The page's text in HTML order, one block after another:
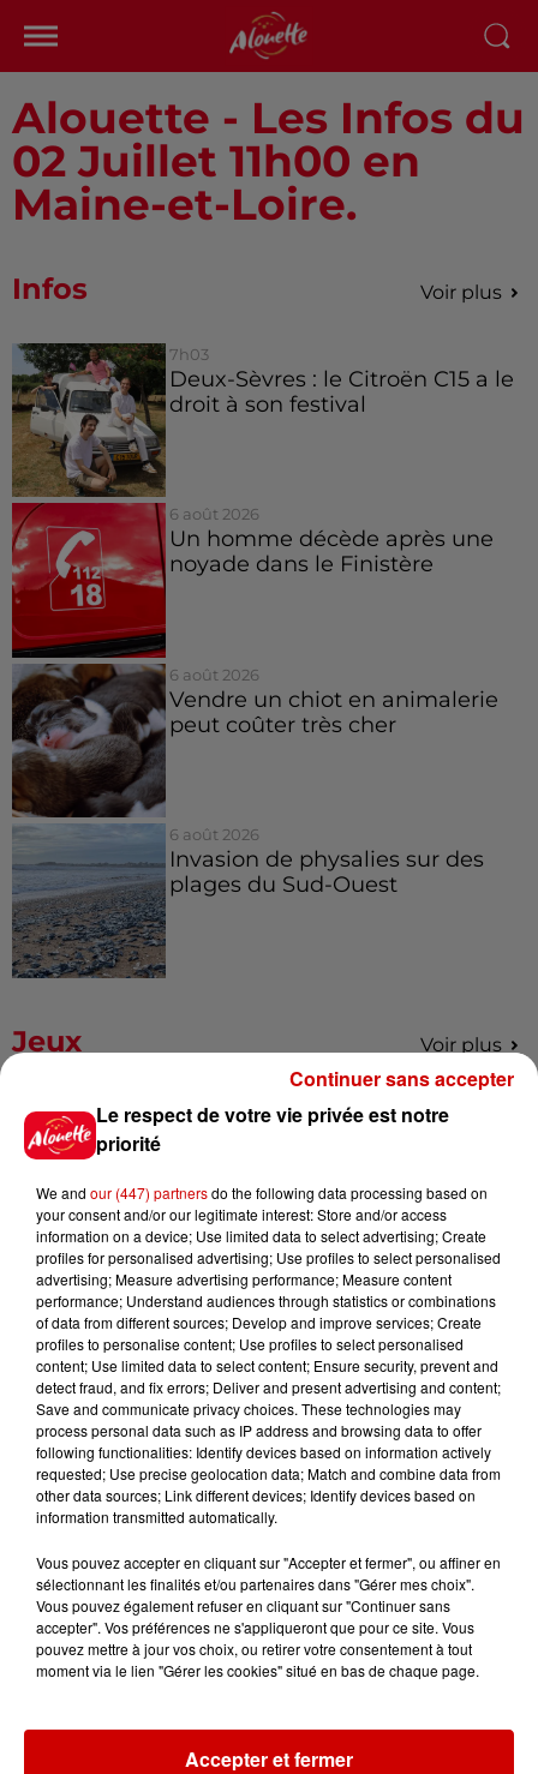
Alouette - Les Infos du
02 Juillet 11h00 en
Maine-et-Loire.
Infos Voir plus
7h03
Deux-Sèvres : le Citroën C15 a le
droit à son festival
6 août 2026
Un homme décède après une
noyade dans le Finistère
6 août 2026
Vendre un chiot en animalerie
peut coûter très cher
6 août 2026
Invasion de physalies sur des
plages du Sud-Ouest
Jeux Voir plus
Gagnez vos places pour le
Festival du Roi Arthur 2026 !
Gagnez vos entrées pour le
Musée du Sport Automobile au
Mans !
Alouette vous invite à
Futuroscope Xperiences !
Le Duel - Gagnez votre balade
en jet ski !
Le respect de votre vie privée est notre
priorité
We and our (447) partnersdo the following data processing based on
your consent and/or our legitimate interest: Store and/or access
information on a device; Use limited data to select advertising; Create
profiles for personalised advertising; Use profiles to select personalised
advertising; Measure advertising performance; Measure content
performance; Understand audiences through statistics or combinations
of data from different sources; Develop and improve services; Create
profiles to personalise content; Use profiles to select personalised
content; Use limited data to select content; Ensure security, prevent and
detect fraud, and fix errors; Deliver and present advertising and content;
Save and communicate privacy choices. These technologies may
process personal data such as IP address and browsing data to offer
following functionalities: Identify devices based on information actively
requested; Use precise geolocation data; Match and combine data from
other data sources; Link different devices; Identify devices based on
information transmitted automatically.
Vous pouvez accepter en cliquant sur "Accepter et fermer", ou affiner en
sélectionnant les finalités et/ou partenaires dans "Gérer mes choix".
Vous pouvez également refuser en cliquant sur "Continuer sans
accepter". Vos préférences ne s'appliqueront que pour ce site. Vous
pouvez mettre à jour vos choix, ou retirer votre consentement à tout
moment via le lien "Gérer les cookies" situé en bas de chaque page.
Accepter et fermer
Continuer sans accepter